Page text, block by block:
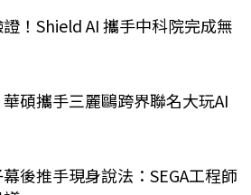
！Shield AI 攜手中科院完成無
碩攜手三麗鷗跨界聯名大玩AI
後推手現身說法：SEGA工程師